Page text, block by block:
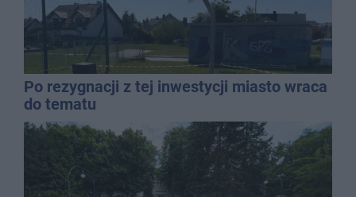
Po rezygnacji z tej inwestycji miasto wraca
do tematu